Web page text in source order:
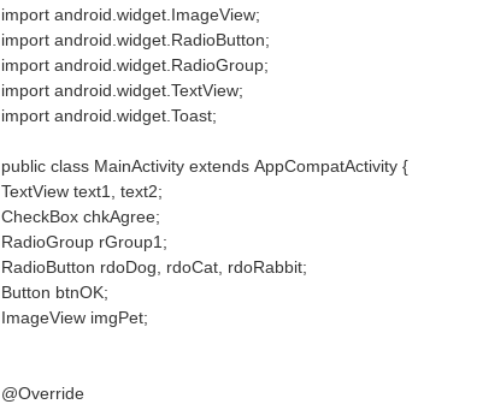
import android.widget.ImageView;
import android.widget.RadioButton;
import android.widget.RadioGroup;
import android.widget.TextView;
import android.widget.Toast;
public class MainActivity extends AppCompatActivity {
TextView text1, text2;
CheckBox chkAgree;
RadioGroup rGroup1;
RadioButton rdoDog, rdoCat, rdoRabbit;
Button btnOK;
ImageView imgPet;
@Override